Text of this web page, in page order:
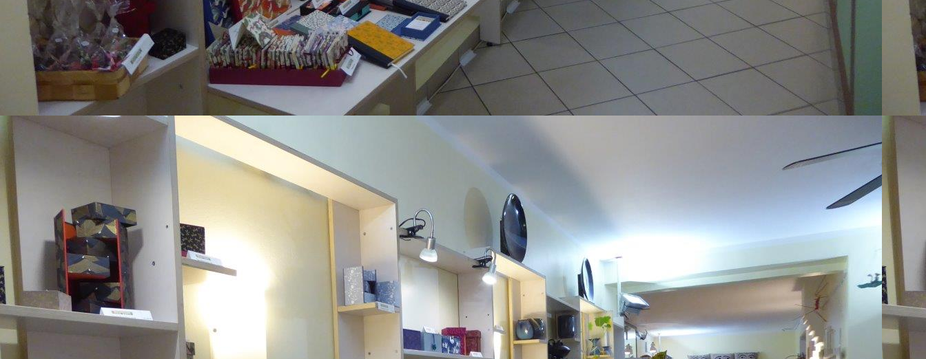
Döschen Ahorn geweißelt mit Blattgold